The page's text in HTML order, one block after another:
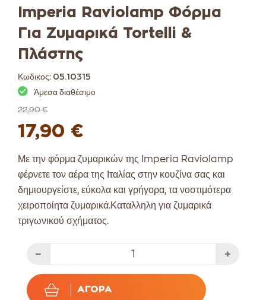
Imperia Raviolamp Φόρμα
Για Ζυμαρικά Tortelli &
Πλάστης
Κωδικος: 05.10315
Άμεσα διαθέσιμο
22,90 €
17,90 €
Με την φόρμα ζυμαρικών της Imperia Raviolamp
φέρνετε τον αέρα της Ιταλίας στην κουζίνα σας και
δημιουργείστε, εύκολα και γρήγορα, τα νοστιμότερα
χειροποίητα ζυμαρικά.Καταλληλη για ζυμαρικά
τριγωνικού σχήματος.
ΑΓΟΡΆ